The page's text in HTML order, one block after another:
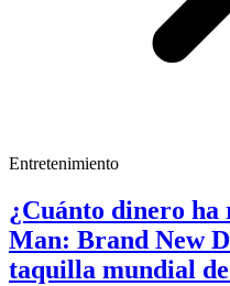
Entretenimiento
¿Cuánto dinero ha
Man: Brand New
taquilla mundial